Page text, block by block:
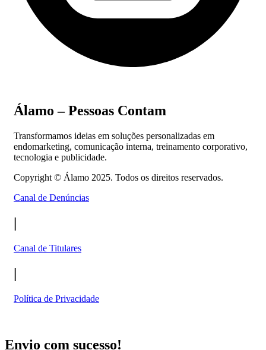
Álamo – Pessoas Contam
Transformamos ideias em soluções personalizadas em
endomarketing, comunicação interna, treinamento corporativo,
tecnologia e publicidade.
Copyright © Álamo 2025. Todos os direitos reservados.
Canal de Denúncias
|
Canal de Titulares
|
Política de Privacidade
Envio com sucesso!